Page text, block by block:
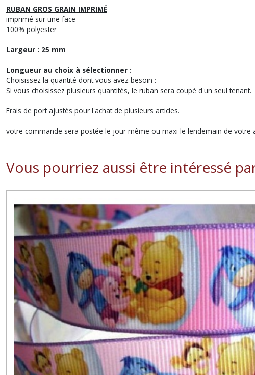
RUBAN GROS GRAIN IMPRIMÉ
imprimé sur une face
100% polyester
Largeur : 25 mm
Longueur au choix à sélectionner :
Choisissez la quantité dont vous avez besoin :
Si vous choisissez plusieurs quantités, le ruban sera coupé d'un seul tenant.
Frais de port ajustés pour l'achat de plusieurs articles.
votre commande sera postée le jour même ou maxi le lendemain de votre
Vous pourriez aussi être intéressé